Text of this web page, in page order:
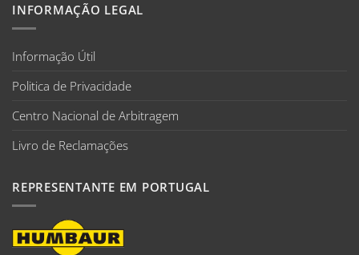
INFORMAÇÃO LEGAL
Informação Útil
Politica de Privacidade
Centro Nacional de Arbitragem
Livro de Reclamações
REPRESENTANTE EM PORTUGAL